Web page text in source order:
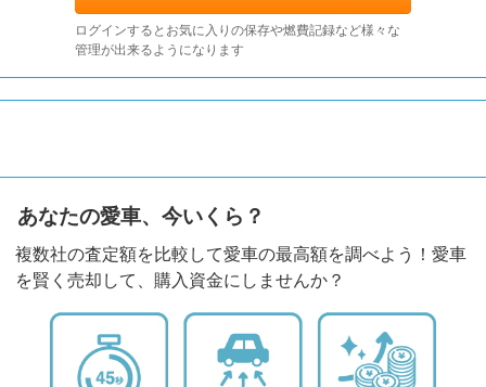
ログインするとお気に入りの保存や燃費記録など様々な
管理が出来るようになります
あなたの愛車、今いくら？
複数社の査定額を比較して愛車の最高額を調べよう！愛車
を賢く売却して、購入資金にしませんか？